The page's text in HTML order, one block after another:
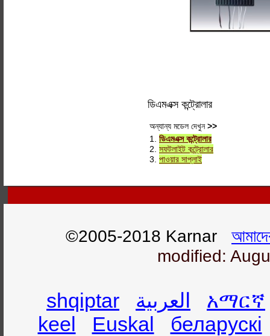
ডিএমএক্স কন্ট্রোলার
অন্যান্য মডেল দেখুন>>
1. ডিএমএক্স কন্ট্রোলার
2. সফটলাইট কন্ট্রোলার
3. পাওয়ার সাপ্লাই
©2005-2018 Karnar
modified:
shqiptar العربية
አማርኛ
keel
Euskal
беларускі